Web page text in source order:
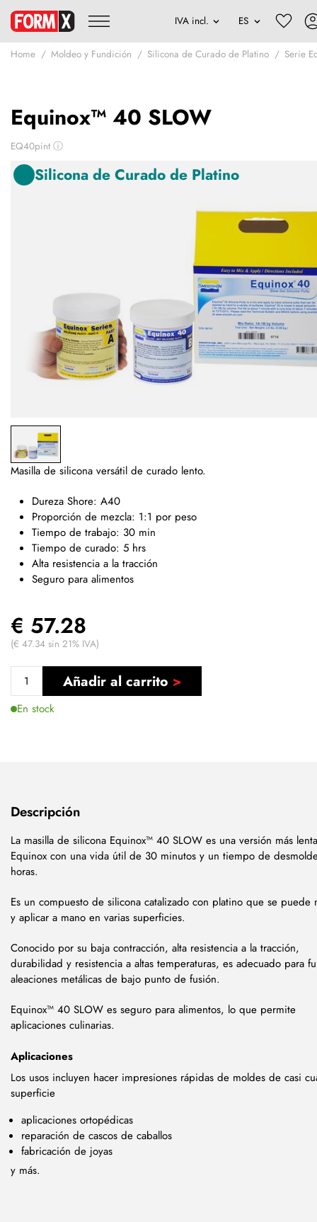
Home Moldeo y Fundición Silicona de Curado de Platino Serie
Equinox™ 40 SLOW
EQ40pint ⓘ
Silicona de Curado de Platino
Masilla de silicona versátil de curado lento.
Dureza Shore: A40
Proporción de mezcla: 1:1 por peso
Tiempo de trabajo: 30 min
Tiempo de curado: 5 hrs
Alta resistencia a la tracción
Seguro para alimentos
€ 57.28
(€ 47.34 sin 21% IVA)
Añadir al carrito
En stock
Descripción
La masilla de silicona Equinox™ 40 SLOW es una versión más
Equinox con una vida útil de 30 minutos y un tiempo de
horas.
Es un compuesto de silicona catalizado con platino que se puede
y aplicar a mano en varias superficies.
Conocido por su baja contracción, alta resistencia a la tracción,
durabilidad y resistencia a altas temperaturas, es adecuado para
aleaciones metálicas de bajo punto de fusión.
Equinox™ 40 SLOW es seguro para alimentos, lo que permite
aplicaciones culinarias.
Aplicaciones
Los usos incluyen hacer impresiones rápidas de moldes de casi
superficie
aplicaciones ortopédicas
reparación de cascos de caballos
fabricación de joyas
y más.